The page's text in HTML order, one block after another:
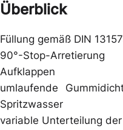
Überblick
Füllung gemäß DIN
90°-Stop-
Aufklappen
umlaufende
Spritzwasser
variable Unterteilung